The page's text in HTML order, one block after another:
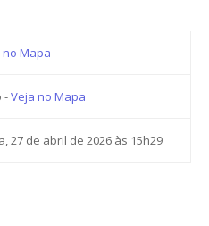
no Mapa
-Veja no Mapa
27 de abril de 2026 às 15h29